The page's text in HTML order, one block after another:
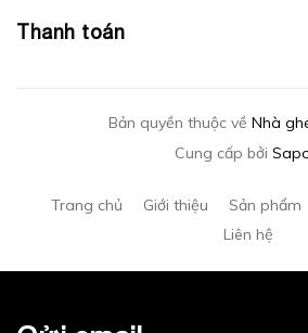
Thanh toán
Bản quyền thuộc về Nhà
Cung cấp bởi
Trang chủ Giới thiệu Sản phẩm
Liên hệ